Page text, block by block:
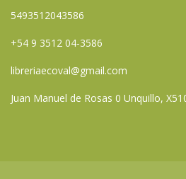
5493512043586
+54 9 3512 04-3586
libreriaecoval@gmail.com
Juan Manuel de Rosas 0 Unquillo,